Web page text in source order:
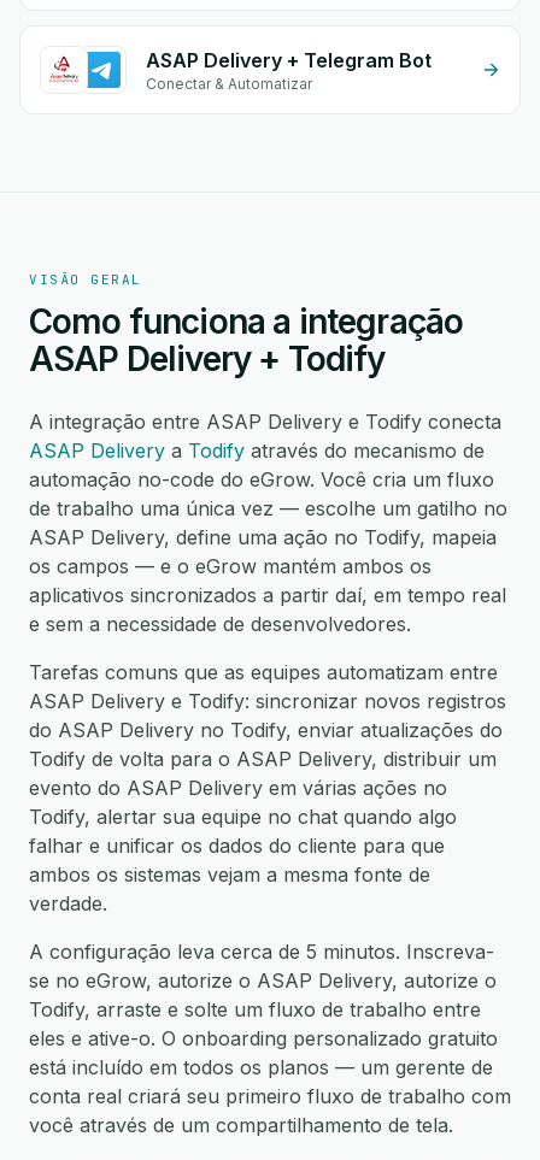
ASAP Delivery + Telegram Bot
Conectar & Automatizar
VISÃO GERAL
Como funciona a integração
ASAP Delivery + Todify
A integração entre ASAP Delivery e Todify conecta
ASAP Delivery a Todify através do mecanismo de
automação no-code do eGrow. Você cria um fluxo
de trabalho uma única vez — escolhe um gatilho no
ASAP Delivery, define uma ação no Todify, mapeia
os campos — e o eGrow mantém ambos os
aplicativos sincronizados a partir daí, em tempo real
e sem a necessidade de desenvolvedores.
Tarefas comuns que as equipes automatizam entre
ASAP Delivery e Todify: sincronizar novos registros
do ASAP Delivery no Todify, enviar atualizações do
Todify de volta para o ASAP Delivery, distribuir um
evento do ASAP Delivery em várias ações no
Todify, alertar sua equipe no chat quando algo
falhar e unificar os dados do cliente para que
ambos os sistemas vejam a mesma fonte de
verdade.
A configuração leva cerca de 5 minutos. Inscreva-
se no eGrow, autorize o ASAP Delivery, autorize o
Todify, arraste e solte um fluxo de trabalho entre
eles e ative-o. O onboarding personalizado gratuito
está incluído em todos os planos — um gerente de
conta real criará seu primeiro fluxo de trabalho com
você através de um compartilhamento de tela.